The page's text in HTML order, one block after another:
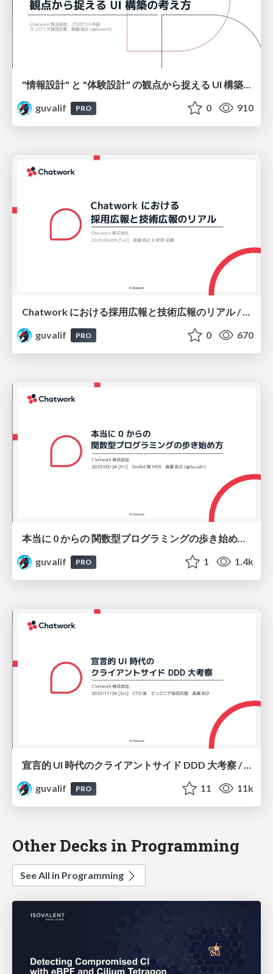
"情報設計" と "体験設計" の観点から捉える UI 構築の考え方 / Approaches to UI Construction from the Perspectives of "Information Architecture" and "Experience Design"
guvalif
PRO 0 910
guvalif
PRO 0 670
本当に 0 からの 関数型プログラミングの歩き始め方 / How to Walk into Functional Programming from Scratch
guvalif
PRO 1 1.4k
宣言的 UI 時代のクライアントサイド DDD 大考察 / Client-side DDD in the Age of Declarative UI
guvalif
PRO 11 11k
Other Decks in Programming
See All in Programming